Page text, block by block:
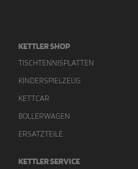
KETTLER SHOP
TISCHTENNISPLATTEN
KINDERSPIELZEUG
KETTCAR
BOLLERWAGEN
ERSATZTEILE
KETTLER SERVICE